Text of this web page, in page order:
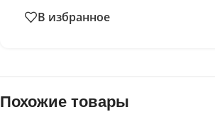
В избранное
Похожие товары